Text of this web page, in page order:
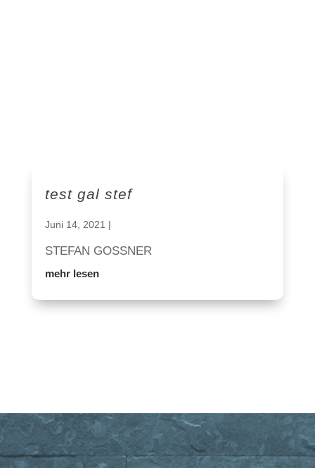
test gal stef
Juni 14, 2021 |
STEFAN GOSSNER
mehr lesen